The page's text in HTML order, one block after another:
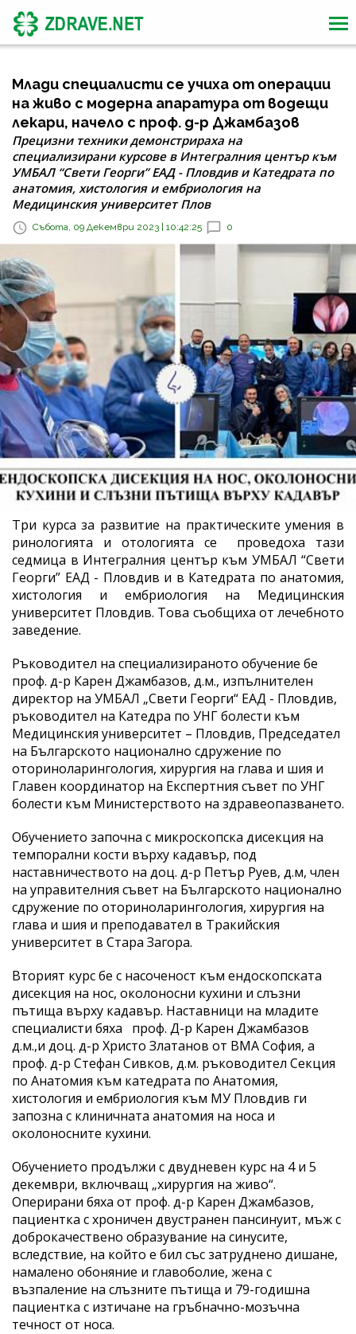
Млади специалисти се учиха от операции
на живо с модерна апаратура от водещи
лекари, начело с проф. д-р Джамбазов
Прецизни техники демонстрираха на
специализирани курсове в Интегралния център към
УМБАЛ “Свети Георги” ЕАД - Пловдив и Катедрата по
анатомия, хистология и ембриология на
Медицинския университет Плов
Събота, 09 Декември 2023 | 10:42:25 0
Три курса за развитие на практическите умения в
ринологията и отологията се проведоха тази
седмица в Интегралния център към УМБАЛ “Свети
Георги” ЕАД - Пловдив и в Катедрата по анатомия,
хистология и ембриология на Медицинския
университет Пловдив. Това съобщиха от лечебното
заведение.
Ръководител на специализираното обучение бе
проф. д-р Карен Джамбазов, д.м., изпълнителен
директор на УМБАЛ „Свети Георги“ ЕАД - Пловдив,
ръководител на Катедра по УНГ болести към
Медицинския университет – Пловдив, Председател
на Българското национално сдружение по
оториноларингология, хирургия на глава и шия и
Главен координатор на Експертния съвет по УНГ
болести към Министерството на здравеопазването.
Обучението започна с микроскопска дисекция на
темпорални кости върху кадавър, под
наставничеството на доц. д-р Петър Руев, д.м, член
на управителния съвет на Българското национално
сдружение по оториноларингология, хирургия на
глава и шия и преподавател в Тракийския
университет в Стара Загора.
Вторият курс бе с насоченост към ендоскопската
дисекция на нос, околоносни кухини и слъзни
пътища върху кадавър. Наставници на младите
специалисти бяха проф. Д-р Карен Джамбазов
д.м.,и доц. д-р Христо Златанов от ВМА София, а
проф. д-р Стефан Сивков, д.м. ръководител Секция
по Анатомия към катедрата по Анатомия,
хистология и ембриология към МУ Пловдив ги
запозна с клиничната анатомия на носа и
околоносните кухини.
Обучението продължи с двудневен курс на 4 и 5
декември, включващ „хирургия на живо“.
Оперирани бяха от проф. д-р Карен Джамбазов,
пациентка с хроничен двустранен пансинуит, мъж с
доброкачествено образувание на синусите,
вследствие, на който е бил със затруднено дишане,
намалено обоняние и главоболие, жена с
възпаление на слъзните пътища и 79-годишна
пациентка с изтичане на гръбначно-мозъчна
течност от носа.